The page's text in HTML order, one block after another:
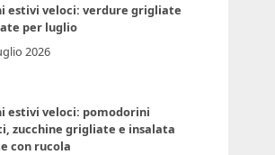
estivi veloci: verdure grigliate
per luglio
2026
estivi veloci: pomodorini
zucchine grigliate e insalata
con rucola